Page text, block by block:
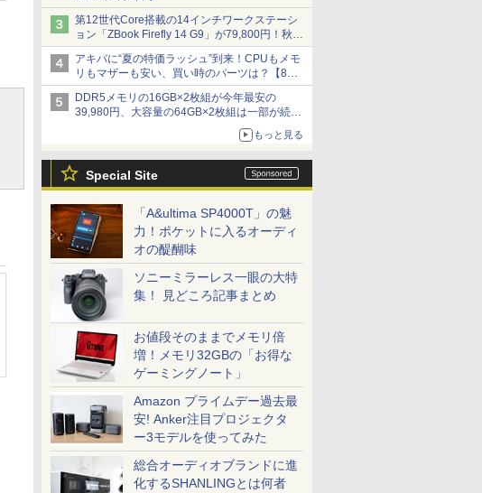
第12世代Core搭載の14インチワークステーシ
ョン「ZBook Firefly 14 G9」が79,800円！秋葉
原で中古PCセール
アキバに“夏の特価ラッシュ”到来！CPUもメモ
リもマザーも安い、買い時のパーツは？【8月7
日(金)22時配信】
DDR5メモリの16GB×2枚組が今年最安の
39,980円、大容量の64GB×2枚組は一部が続騰
もっと見る
Special Site
「A&ultima SP4000T」の魅
力！ポケットに入るオーディ
オの醍醐味
ソニーミラーレス一眼の大特
集！ 見どころ記事まとめ
お値段そのままでメモリ倍
増！メモリ32GBの「お得な
ゲーミングノート」
Amazon プライムデー過去最
安! Anker注目プロジェクタ
ー3モデルを使ってみた
総合オーディオブランドに進
化するSHANLINGとは何者